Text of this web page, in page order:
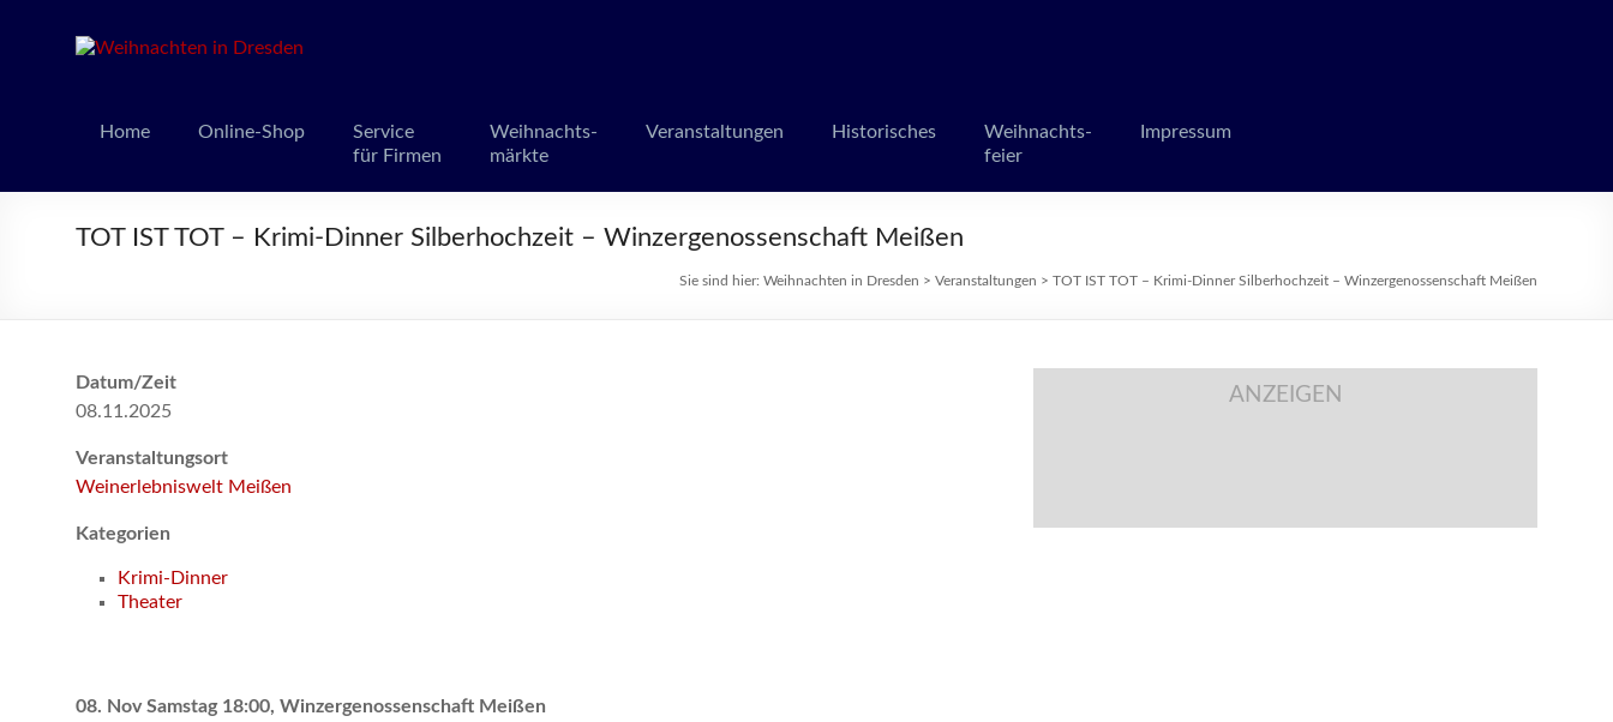
Home Online-Shop
Service
für Firmen
Weihnachts-
märkte
Veranstaltungen Historisches
Weihnachts-
feier
Impressum
TOT IST TOT – Krimi-Dinner Silberhochzeit – Winzergenossenschaft Meißen
Sie sind hier: Weihnachten in Dresden > Veranstaltungen > TOT IST TOT – Krimi-Dinner Silberhochzeit – Winzergenossenschaft Meißen
Datum/Zeit
08.11.2025
Veranstaltungsort
Weinerlebniswelt Meißen
Kategorien
Krimi-Dinner
Theater
08. Nov Samstag 18:00, Winzergenossenschaft Meißen
ANZEIGEN